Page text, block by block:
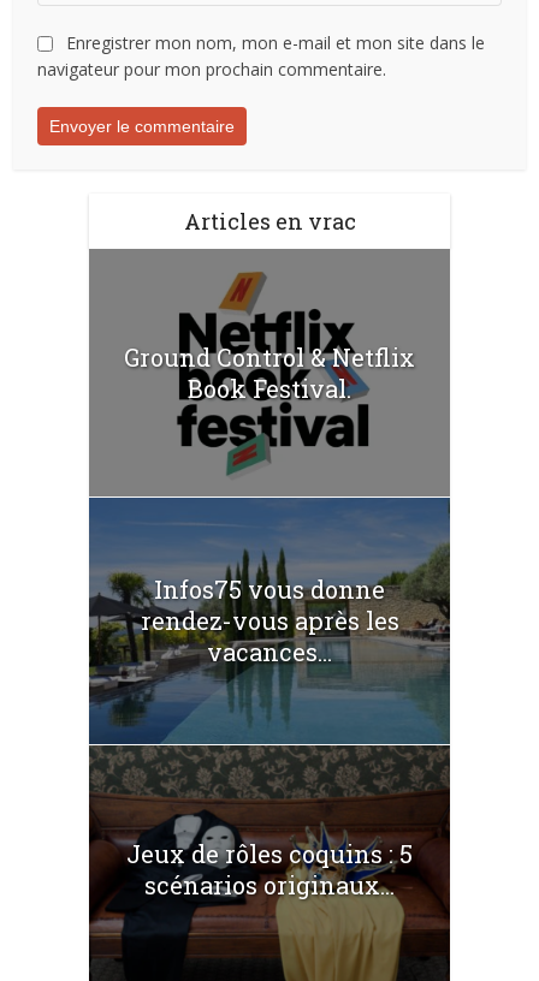
Enregistrer mon nom, mon e-mail et mon site dans le
navigateur pour mon prochain commentaire.
Articles en vrac
Ground Control & Netflix
Book Festival.
Infos75 vous donne
rendez-vous après les
vacances...
Jeux de rôles coquins : 5
scénarios originaux...